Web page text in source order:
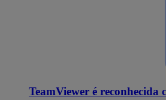
TeamViewer é reconhecida